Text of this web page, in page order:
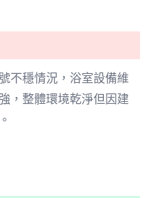
不穩情況，浴室設備維
，整體環境乾淨但因建